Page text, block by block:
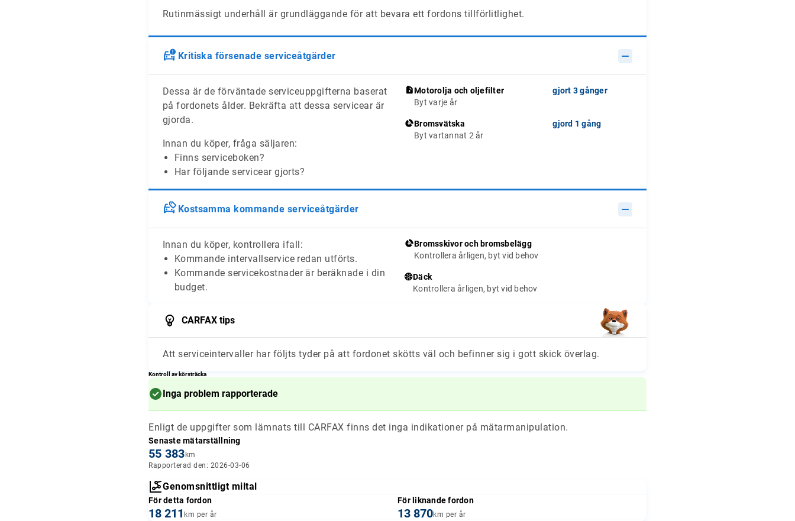
Rutinmässigt underhåll är grundläggande för att bevara ett fordons tillförlitlighet.
Kritiska försenade serviceåtgärder
Dessa är de förväntade serviceuppgifterna baserat
på fordonets ålder. Bekräfta att dessa servicear är
gjorda.
Innan du köper, fråga säljaren:
Finns serviceboken?
Har följande servicear gjorts?
Motorolja och oljefilter
Byt varje år
gjort 3 gånger
Bromsvätska
Byt vartannat 2 år
gjord 1 gång
Kostsamma kommande serviceåtgärder
Innan du köper, kontrollera ifall:
Kommande intervallservice redan utförts.
Kommande servicekostnader är beräknade i din
budget.
Bromsskivor och bromsbelägg
Kontrollera årligen, byt vid behov
Däck
Kontrollera årligen, byt vid behov
CARFAX tips
Att serviceintervaller har följts tyder på att fordonet skötts väl och befinner sig i gott skick överlag.
Kontroll av körsträcka
Inga problem rapporterade
Enligt de uppgifter som lämnats till CARFAX finns det inga indikationer på mätarmanipulation.
Senaste mätarställning
55 383 km
Rapporterad den: 2026-03-06
Genomsnittligt miltal
För detta fordon
18 211 km per år
För liknande fordon
13 870km per år